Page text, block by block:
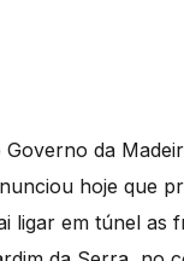
Governo da
hoje que
ligar em túnel as